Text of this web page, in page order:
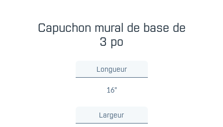
Capuchon mural de base de
3 po
Longueur
16"
Largeur